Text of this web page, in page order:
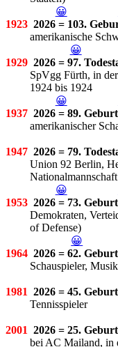
😀
1923 2026 = 103.
amerikanische
😀
1929 2026 = 97.
SpVgg Fürth, in
1924 bis 1924
😀
1937 2026 = 89.
amerikanischer
1947 2026 = 79.
Union 92 Berlin,
😀
1953 2026 = 73.
Demokraten,
of Defense)
😀
1964 2026 = 62.
Schauspieler,
1981 2026 = 45.
Tennisspieler
2001 2026 = 25.
bei AC Mailand, in